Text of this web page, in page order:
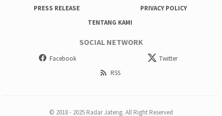
PRESS RELEASE
PRIVACY POLICY
TENTANG KAMI
SOCIAL NETWORK
Facebook
Twitter
RSS
© 2018 - 2025 Radar Jateng. All Right Reserved